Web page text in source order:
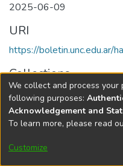
2025-06-09
URI
https://
Collections
Edición 005/2025 del 23
Universidad
We collect and process
following purposes:
Acknowledgement and
To learn more, please read
Customize